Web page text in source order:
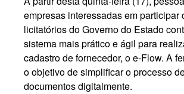
empresas interessadas em participar
licitatórios do Governo do Estado
sistema mais prático e ágil para
cadastro de fornecedor, o e-Flow. A
o objetivo de simplificar o processo
documentos digitalmente.